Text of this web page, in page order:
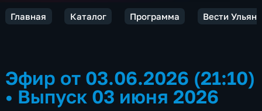
Главная Каталог Программа Вести
Эфир от 03.06.2026 (21:10)
• Выпуск 03 июня 2026